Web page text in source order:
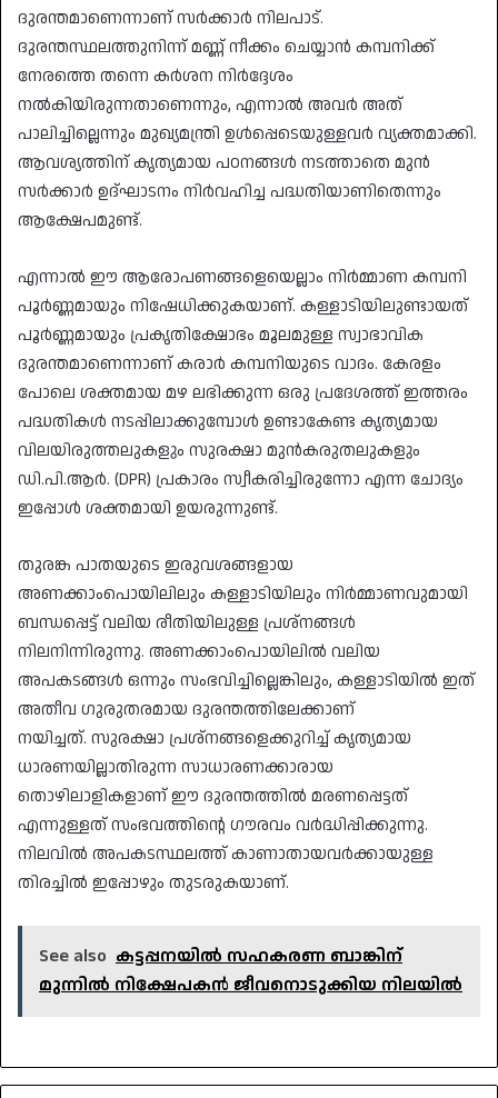
ദുരന്തമാണെന്നാണ് സർക്കാർ നിലപാട്.
ദുരന്തസ്ഥലത്തുനിന്ന് മണ്ണ് നീക്കം ചെയ്യാൻ കമ്പനിക്ക്
നേരത്തെ തന്നെ കർശന നിർദ്ദേശം
നൽകിയിരുന്നതാണെന്നും, എന്നാൽ അവർ അത്
പാലിച്ചില്ലെന്നും മുഖ്യമന്ത്രി ഉൾപ്പെടെയുള്ളവർ വ്യക്തമാക്കി.
ആവശ്യത്തിന് കൃത്യമായ പഠനങ്ങൾ നടത്താതെ മുൻ
സർക്കാർ ഉദ്ഘാടനം നിർവഹിച്ച പദ്ധതിയാണിതെന്നും
ആക്ഷേപമുണ്ട്.
​എന്നാൽ ഈ ആരോപണങ്ങളെയെല്ലാം നിർമ്മാണ കമ്പനി
പൂർണ്ണമായും നിഷേധിക്കുകയാണ്. കള്ളാടിയിലുണ്ടായത്
പൂർണ്ണമായും പ്രകൃതിക്ഷോഭം മൂലമുള്ള സ്വാഭാവിക
ദുരന്തമാണെന്നാണ് കരാർ കമ്പനിയുടെ വാദം. കേരളം
പോലെ ശക്തമായ മഴ ലഭിക്കുന്ന ഒരു പ്രദേശത്ത് ഇത്തരം
പദ്ധതികൾ നടപ്പിലാക്കുമ്പോൾ ഉണ്ടാകേണ്ട കൃത്യമായ
വിലയിരുത്തലുകളും സുരക്ഷാ മുൻകരുതലുകളും
ഡി.പി.ആർ. (DPR) പ്രകാരം സ്വീകരിച്ചിരുന്നോ എന്ന ചോദ്യം
ഇപ്പോൾ ശക്തമായി ഉയരുന്നുണ്ട്.
​തുരങ്ക പാതയുടെ ഇരുവശങ്ങളായ
അണക്കാംപൊയിലിലും കള്ളാടിയിലും നിർമ്മാണവുമായി
ബന്ധപ്പെട്ട് വലിയ രീതിയിലുള്ള പ്രശ്നങ്ങൾ
നിലനിന്നിരുന്നു. അണക്കാംപൊയിലിൽ വലിയ
അപകടങ്ങൾ ഒന്നും സംഭവിച്ചില്ലെങ്കിലും, കള്ളാടിയിൽ ഇത്
അതീവ ഗുരുതരമായ ദുരന്തത്തിലേക്കാണ്
നയിച്ചത്. സുരക്ഷാ പ്രശ്നങ്ങളെക്കുറിച്ച് കൃത്യമായ
ധാരണയില്ലാതിരുന്ന സാധാരണക്കാരായ
തൊഴിലാളികളാണ് ഈ ദുരന്തത്തിൽ മരണപ്പെട്ടത്
എന്നുള്ളത് സംഭവത്തിന്റെ ഗൗരവം വർദ്ധിപ്പിക്കുന്നു.
നിലവിൽ അപകടസ്ഥലത്ത് കാണാതായവർക്കായുള്ള
തിരച്ചിൽ ഇപ്പോഴും തുടരുകയാണ്.
See also കട്ടപ്പനയിൽ സഹകരണ ബാങ്കിന്
മുന്നിൽ നിക്ഷേപകൻ ജീവനൊടുക്കിയ നിലയിൽ